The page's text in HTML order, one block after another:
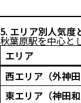
5. エリア別人気度
秋葉原駅を中心と
エリア
西エリア（外神田
東エリア（神田
機動力
2. 買い物・
の融合
3. 公共施設
4. 2026年最
クト
5. エリア別
6. 市場価値